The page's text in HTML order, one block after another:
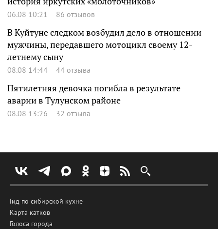
06.08 10:21 86 отзывов
В Куйтуне следком возбудил дело в отношении
мужчины, передавшего мотоцикл своему 12-
летнему сыну
08.08 14:44 44 отзыва
Пятилетняя девочка погибла в результате
аварии в Тулунском районе
08.08 13:26 32 отзыва
Гид по сибирской кухне
Карта катков
Голоса города